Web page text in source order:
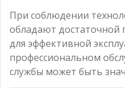
При соблюдении
обладают
для эффективной
профессиональном
службы может быть